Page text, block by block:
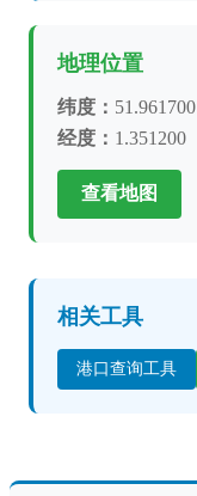
地理位置
纬度： 51.961700
经度： 1.351200
查看地图
相关工具
港口查询工具